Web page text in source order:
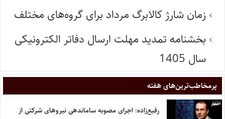
زمان شارژ کالابرگ مرداد برای گروه‌های مختلف
بخشنامه تمدید مهلت ارسال دفاتر الکترونیکی
سال 1405
پر‌مخاطب‌ترین‌های هفته
رفیع‌زاده: اجرای مصوبه ساماندهی نیروهای شرکتی از